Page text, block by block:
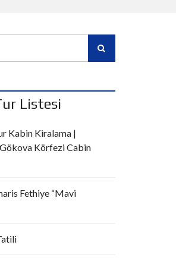
Listesi
Kabin Kiralama |
Körfezi Cabin
Fethiye “Mavi